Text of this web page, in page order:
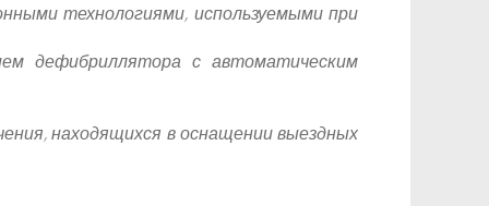
технологиями, используемыми при
дефибриллятора с автоматическим
находящихся в оснащении выездных